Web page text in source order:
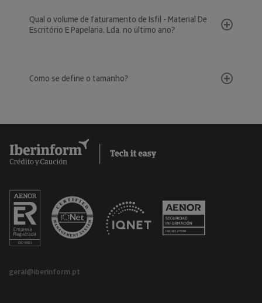
Qual o volume de faturamento de Isfil - Material De
Escritório E Papelaria, Lda. no último ano?
Como se define o tamanho?
geral@iberinform.pt